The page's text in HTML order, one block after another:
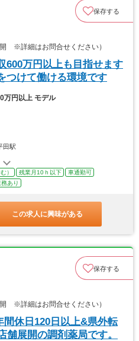
保存する
※詳細はお問合せください）
600万円以上も目指せます
つけて働ける環境です
万円以上 モデル
田駅
） 残業月10ｈ以下
車通勤可
あり
この求人に興味がある
保存する
※詳細はお問合せください）
間休日120日以上&県外転
舗展開の調剤薬局です。